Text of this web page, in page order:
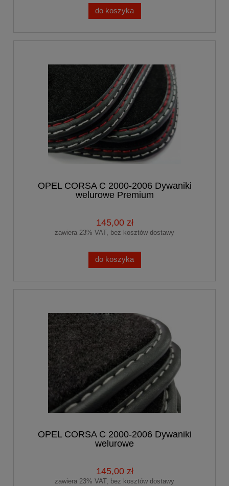
do koszyka
OPEL CORSA C 2000-2006 Dywaniki
welurowe Premium
145,00 zł
zawiera 23% VAT, bez kosztów dostawy
do koszyka
OPEL CORSA C 2000-2006 Dywaniki
welurowe
145,00 zł
zawiera 23% VAT, bez kosztów dostawy